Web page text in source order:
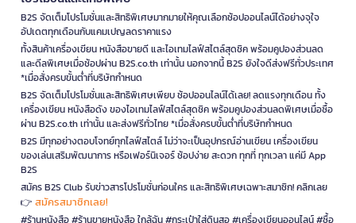
B2S จัดเต็มโปรโมชั่นและสิทธิพิเศษมากมายให้คุณเลือกช้อปออนไลน์ได้อย่างจุใจ
อัปเดตทุกเดือนกับแคมเปญลดราคาแรง
ทั้งสินค้าเครื่องเขียน หนังสือขายดี และไอเทมไลฟ์สไตล์สุดชิค พร้อมคูปองส่วนลด
และดีลพิเศษเมื่อช้อปผ่าน B2S.co.th เท่านั้น นอกจากนี้ B2S ยังใจดีส่งฟรีทั่วประเทศ
*เมื่อสั่งครบขั้นต่ำที่บริษัทกำหนด
B2S จัดเต็มโปรโมชั่นและสิทธิพิเศษเพียบ ช้อปออนไลน์ได้เลย! ลดแรงทุกเดือน ทั้ง
เครื่องเขียน หนังสือดัง ของไอเทมไลฟ์สไตล์สุดชิค พร้อมคูปองส่วนลดพิเศษเมื่อซื้อ
ผ่าน B2S.co.th เท่านั้น และส่งฟรีทั่วไทย *เมื่อสั่งครบขั้นต่ำที่บริษัทกำหนด
B2S มีทุกอย่างตอบโจทย์ทุกไลฟ์สไตล์ ไม่ว่าจะเป็นอุปกรณ์อ่านเขียน เครื่องเขียน
ของเล่นเสริมพัฒนาการ หรือเฟอร์นิเจอร์ ช้อปง่าย สะดวก ทุกที่ ทุกเวลา แค่มี App
B2S
สมัคร B2S Club รับข่าวสารโปรโมชั่นก่อนใคร และสิทธิพิเศษเฉพาะสมาชิก! คลิกเลย
👉 สมัครสมาชิกเลย!
#ร้านหนังสือ #ร้านขายหนังสือ ใกล้ฉัน #กระเป๋าใส่ดินสอ #เครื่องเขียนออนไลน์ #ซื้อ